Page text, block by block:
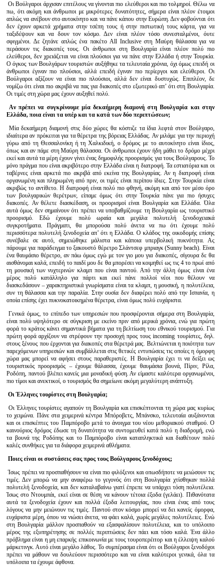
Οι Βούλγαροι άρχισαν επιτέλους να γίνονται πιο ελεύθεροι και πιο τολμηροί. Θέλω να
πω, ότι ακόμη και άνθρωποι με μικρότερες δυνατότητες, σήμερα είναι πλέον έτοιμοι
απλώς να ανέβουν στο αυτοκίνητο και να πάνε κάπου στην Ευρώπη. Δεν φοβούνται ότι
δεν έχουν αρκετά χρήματα στην τσέπη τους ή στην πιστωτική τους κάρτα, για να
ταξιδέψουν και να δουν τον κόσμο. Δεν είναι πλέον τόσο συνεσταλμένοι, όυτε
σφιγμένοι. Δε ζητάνε απλώς ένα πακέτο All Inclusive στη Μαύρη θάλασσα για να
περάσουν τις διακοπές τους. Οι άνθρωποι στη Βουλγαρία είναι πλέον πολύ πιο
ελεύθεροι, δεν χρειάζεται να είναι πλούσιοι για να πάνε στην Ελλάδα ή στην Τουρκία.
Ο όγκος των Βουλγάρων τουριστών αυξήθηκε τα τελευταία χρόνια, όχι όμως επειδή οι
άνθρωποι έγιναν πιο πλούσιοι, αλλά επειδή έγιναν πιο περίεργοι και ελεύθεροι. Οι
Βούλγαροι αξίζουν να είναι πιο πλούσιοι, αλλά δεν είναι δυστυχώς. Επιπλέον, δε
νομίζω ότι είναι πιο ακριβά να πας για διακοπές στο εξωτερικό απ’ ότι στη Βουλγαρία.
Οι τιμές στη χώρα μας έχουν αυξηθεί πολύ.
Аν πρέπει να συγκρίνουμε μία δεκαήμερη διαμονή στη Βουλγαρία και στην
Ελλάδα, ποια είναι τα υπέρ και τα κατά των δύο περιπτώσεων;
Μία δεκαήμερη διαμονή στις δύο χώρες θα κόστιζε τα ίδια λεφτά στον Βούλγαρο,
ιδιαίτερα αν πρόκειται για τα θέρετρα της βόρειας Ελλάδας. Αν μιλάμε για την περιοχή
γύρω από τη Θεσσαλονίκη ή τη Χαλκιδική, ο δρόμος με το αυτοκίνητο είναι ίδιος,
όπως και αν πάμε στη Μαύρη θάλασσα. Οι άνθρωποι έχουν ήδη μάθει το δρόμο μέχρι
εκεί και αυτά τα μέρη έχουν γίνει ένας δημοφιλής προορισμός για τους Βούλγαρους. Το
μόνο πράγμα που είναι ακριβότερο στην Ελλάδα είναι η διατροφή. Τα εστιατόρια και οι
ταβέρνες είναι αρκετά πιο ακριβά από εκείνα της Βουλγαρίας. Αν η διατροφή είναι
οργανωμένη και πληρωμένη από πριν, οι τιμές είναι περίπου ίδιες. Στην Τουρκία είναι
ακριβώς το αντίθετο. Η διατροφή είναι πολύ πιο φθηνή, ακόμη και από τον μέσο όρο
των βουλγαρικών θερέτρων, είπαμε όμως ότι στην Τουρκία πάνε για πιο ήσυχες
διακοπές. Αν θέλετε διασκέδαση, οι προορισμοί είναι Βουλγαρία και Ελλάδα. Όλα
αυτά όμως δεν σημαίνουν ότι πρέπει να υποβαθμίζουμε τη Βουλγαρία ως τουριστικό
προορισμό. Εδώ έχουμε πολύ ωραία και μεγάλα πολυτελή ξενοδοχειακά
συγκροτήματα. Πράγματι, θα μπορούσα πολύ άνετα να πω ότι έχουμε πολύ
περισσότερα πολυτελή ξενοδοχεία απ’ ότι η Ελλάδα. Ο κλάδος της οικοδομής επίσης
συνέβαλε σε αυτό, σημειώθηκε μάλιστα και κάποια υπερβολική πυκνότητα. Ας
πάρουμε για παράδειγμα το ξακουστό θέρετρο Σλάντσεφ μπριαγκ (Sunny beach). Είναι
ένα θαυμάσιο θέρετρο, αν πάω όμως εγώ με τον γιο μου για διακοπές, σίγουρα δε θα
αισθάνομαι καλά, επειδή το παιδί μου δε θα μπορέσει να κοιμηθεί ως τις 4 το πρωί από
τη μουσική των νυχτερινών κλαμπ που είναι παντού. Από την άλλη όμως είναι ένα
μέρος πολύ κατάλληλο για πάρτι και εκεί πάνε πολλοί νέοι που θέλουν να
διασκεδάσουν – χαρακτηριστικά γνωρίσματα είναι τα κλαμπ, η μουσική, η πολυτέλεια,
συν τη θάλασσα και την παραλία. Στην ουσία δεν διαφέρει πολύ από την Ισπανία, η
οποία επίσης έχει πυκνοκατοικημένα θέρετρα, είναι όμως πολύ ευχάριστα.
Γενικά όμως, το επίπεδο των υπηρεσιών που προσφέρονται σήμερα στη Βουλγαρία,
είναι πολύ υψηλότερο σε σύγκριση με εκείνο πριν από μερικά χρόνια, ενώ για πρώτη
φορά το κράτος κάνει σημαντικά βήματα για τη βελτίωση του εθνικού τουρισμού. Για
πρώτη φορά αρχίζουν να στρέφουν την προσοχή προς τους incoming τουρίστες, δηλ.
στους ξένους που έρχονται για διακοπές στα θέρετρά μας. Βελτιώνεται η ποιότητα των
παρεχόμενων υπηρεσιών και συμβάλλεται στις θετικές εντυπώσεις τις οποίες η όμορφη
χώρα μας μπορεί να αφήσει στους παραθεριστές. Η Βουλγαρία έχει τι να δείξει ως
τουριστικός προορισμός – έχουμε θάλασσα, έχουμε θαυμάσια βουνά, Πίριν, Ρίλα,
Ροδόπη, παντού βλέπει κανείς μια μοναδική φύση. Αν είμαστε καλύτερα οργανωμένοι,
πιο τίμοι και ανεκτικοί, ο τουρισμός θα σημείωνε ακόμη μεγαλύτερη ανάπτυξη.
Οι Έλληνες τουρίστες στη Βουλγαρία;
Οι Έλληνες τουρίστες αγαπούν τη Βουλγαρία και επισκέπτονται τη χώρα μας κυρίως
το χειμώνα. Πάνε στα χειμερινά κέντρα Μπόροβετς, Μπάνσκο, τελευταία αυξάνονται
και οι επισκέπτες του Παμπόροβο μετά το άνοιγμα του νέου μεθοριακού σταθμού. Ο
καινούριος δρόμος έδωσε τη δυνατότητα να συντομευθεί κατά πολύ η διαδρομή, ενώ
τα βουνά της Ροδόπης και το Παμπόροβο είναι καταπληκτικά και διαθέτουν πολύ
καλές συνθήκες για τα διάφορα χειμερινά αθλήματα.
Ποιες είναι οι συστάσεις σας προς τους Βούλγαρους ξενοδόχους;
Ίσως πρέπει να προσπαθήσουν να είναι πιο φιλόξενοι και οπωσδήποτε να μειώσουν τις
τιμές. Δεν μπορώ να μην αναφέρω το γεγονός ότι στη Βουλγαρία χτίσθηκαν πολλά
πολυτελή ξενοδοχεία, και δεν καταλαβαίνω γιατί έπρεπε να υπάρχει τόση πολυτέλεια.
Ίσως στο Ντουμπάι, εκεί είναι σε θέση να κάνουν τέτοια έξοδα (γελάει). Πιθανότατα
αυτά τα ξενοδοχεία έχουν και πολλά έξοδα λειτουργίας, που είναι ένας από τους
λόγους να μην μειώνουν τις τιμές. Παντού στον κόσμο μπορεί να δει κανείς όμορφα,
ευχάριστα μέρη, όπου να νιώσει άνετα, να φάει καλά, χωρίς μεγάλες πολυτέλειες. Ενώ
στη Βουλγαρία μάλλον προσπαθούν να εξασφαλίσουν πολυτέλεια, και το υπόλοιπο
μέρος της εξυπηρέτησης σε πολλές περιπτώσεις δεν πάει και τόσο καλά. Ένα άλλο
πρόβλημα είναι η μη επαρκής επικοινωνία με τους τουροπερέιτορ και η έλλειψη καλού
μάρκετινγκ. Αυτό είναι μεγάλο λάθος. Το συμπέρασμα είναι ότι οι Βούλγαροι ξενοδόχοι
πρέπει να μάθουν να δουλεύουν περισσότερο και να είναι καλύτεροι γενικά, όλα τα
υπόλοιπα τα έχουμε άφθονα.